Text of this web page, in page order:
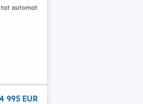
automat
4 995 EUR